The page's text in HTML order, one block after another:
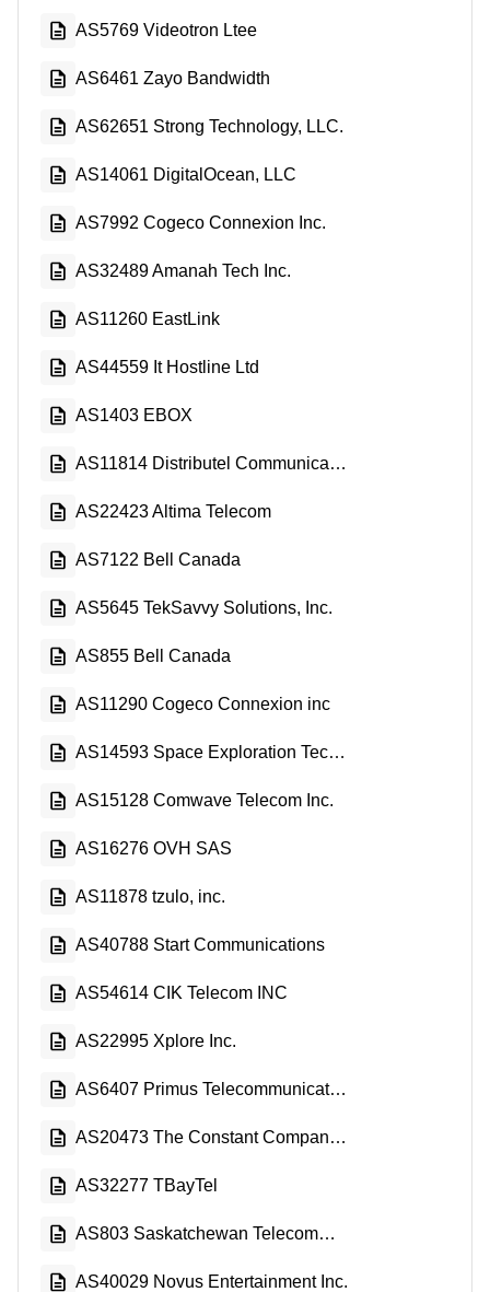
AS5769 Videotron Ltee
AS6461 Zayo Bandwidth
AS62651 Strong Technology, LLC.
AS14061 DigitalOcean, LLC
AS7992 Cogeco Connexion Inc.
AS32489 Amanah Tech Inc.
AS11260 EastLink
AS44559 It Hostline Ltd
AS1403 EBOX
AS11814 Distributel Communications Limited
AS22423 Altima Telecom
AS7122 Bell Canada
AS5645 TekSavvy Solutions, Inc.
AS855 Bell Canada
AS11290 Cogeco Connexion inc
AS14593 Space Exploration Technologies Corporation
AS15128 Comwave Telecom Inc.
AS16276 OVH SAS
AS11878 tzulo, inc.
AS40788 Start Communications
AS54614 CIK Telecom INC
AS22995 Xplore Inc.
AS6407 Primus Telecommunications Canada Inc.
AS20473 The Constant Company, LLC
AS32277 TBayTel
AS803 Saskatchewan Telecommunications
AS40029 Novus Entertainment Inc.